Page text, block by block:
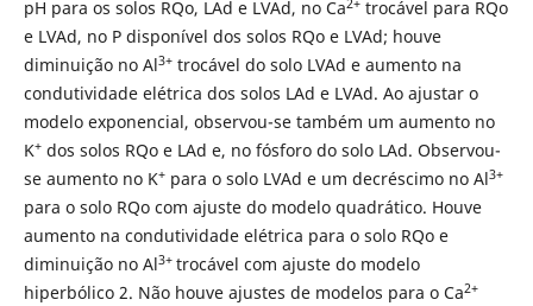
pH para os solos RQo, LAd e LVAd, no Ca2+trocável para RQo
e LVAd, no P disponível dos solos RQo e LVAd; houve
diminuição no Al3+trocável do solo LVAd e aumento na
condutividade elétrica dos solos LAd e LVAd. Ao ajustar o
modelo exponencial, observou-se também um aumento no
K+dos solos RQo e LAd e, no fósforo do solo LAd. Observou-
se aumento no K+para o solo LVAd e um decréscimo no Al3+
para o solo RQo com ajuste do modelo quadrático. Houve
aumento na condutividade elétrica para o solo RQo e
diminuição no Al3+ trocável com ajuste do modelo
hiperbólico 2. Não houve ajustes de modelos para o Ca2+